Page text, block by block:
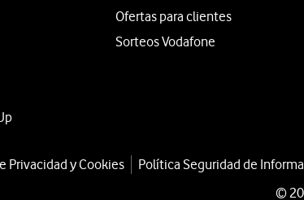
Ofertas para clientes
Sorteos Vodafone
Privacidad y Cookies Política Seguridad de
©